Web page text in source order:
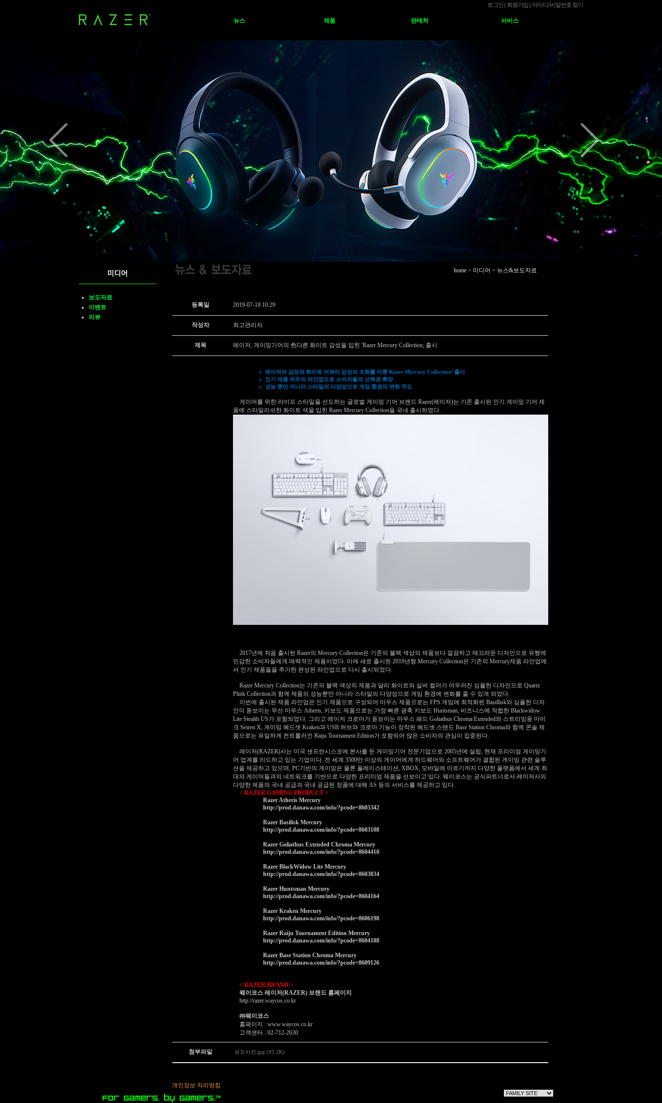
로그인 | 회원가입 | 아이디 /비밀번호 찾기
뉴스 제품 판매처 서비스
보도자료
이벤트
리뷰
home > 미디어 > 뉴스&보도자료
등록일 2019-07-18 10:29
작성자 최고관리자
제목 레이저, 게이밍기어의 色다른 화이트 감성을 입힌 'Razer Mercury Collection; 출시
n 레이저의 감성과 화이트 머큐리 감성의 조화를 이룬Razer Mercury Collection’출시
n
인기 제품 위주의 라인업으로 소비자들의 선택권 확장
n
성능 뿐만 아니라 스타일의 다양성으로 게임 환경의 변화 주도
게이머를 위한 라이프 스타일을 선도하는 글로벌 게이밍 기어 브랜드Razer(레이저)는 기존 출시된 인기 게이밍 기어 제
품에 스타일리쉬한 화이트 색을 입힌 Razer Mercury Collection을 국내 출시하였다.
2017년에 처음 출시된Razer의Mercury Collection은 기존의 블랙 색상의 제품보다 깔끔하고 매끄러운 디자인으로 유행에
민감한 소비자들에게 매력적인 제품이었다. 이에 새로 출시된 2019년형 Mercury Collection은 기존의 Mercury제품 라인업에
서 인기 제품들을 추가한 완성된 라인업으로 다시 출시되었다.
Razer Mercury Collection는 기존의 블랙 색상의 제품과 달리 화이트와 실버 컬러가 어우러진 심플한 디자인으로 Quartz
Plink Collection과 함께 제품의 성능뿐만 아니라 스타일의 다양성으로 게임 환경에 변화를 줄 수 있게 되었다.
이번에 출시된 제품 라인업은 인기 제품으로 구성되어 마우스 제품으로는FPS게임에 최적화된 Basillisk와 심플한 디자
인이 돋보이는 무선 마우스 Atheris, 키보드 제품으로는 가장 빠른 광축 키보드 Huntsman, 비즈니스에 적합한 Blackwidow
Lite Stealth US가 포함되었다. 그리고 레이저 크로마가 돋보이는 마우스 패드 Goliathus Chroma Extended와 스트리밍용 마이
크 Seiren X, 게이밍 헤드셋 Kraken과 USB 허브와 크로마 기능이 장착된 헤드셋 스탠드 Base Station Chroma와 함께 콘솔 제
품으로는 유일하게 컨트롤러인 Raiju Tournament Edition가 포함되어 많은 소비자의 관심이 집중된다.
레이저(RAZER)사는 미국 샌프란시스코에 본사를 둔 게이밍기어 전문기업으로 2005년에 설립, 현재 프리미엄 게이밍기
어 업계를 리드하고 있는 기업이다. 전 세계 3500만 이상의 게이머에게 하드웨어와 소프트웨어가 결합된 게이밍 관련 솔루
션을 제공하고 있으며, PC기반의 게이밍은 물론 플레이스테이션, XBOX, 모바일에 이르기까지 다양한 플랫폼에서 세계 최
대의 게이머들과의 네트워크를 기반으로 다양한 프리미엄 제품을 선보이고 있다. 웨이코스는 공식파트너로서 레이저사의
다양한 제품의 국내 공급과 국내 공급된 정품에 대해 AS 등의 서비스를 제공하고 있다.
< RAZER GAMING PRODUCT >
Razer Atheris Mercury
http://prod.danawa.com/info/?pcode=8603342
Razer Basilisk Mercury
http://prod.danawa.com/info/?pcode=8603108
Razer Goliathus Extended Chroma Mercury
http://prod.danawa.com/info/?pcode=8604410
Razer BlackWidow Lite Mercury
http://prod.danawa.com/info/?pcode=8603834
Razer Huntsman Mercury
http://prod.danawa.com/info/?pcode=8604164
Razer Kraken Mercury
http://prod.danawa.com/info/?pcode=8606198
Razer Raiju Tournament Edition Mercury
http://prod.danawa.com/info/?pcode=8604188
Razer Base Station Chroma Mercury
http://prod.danawa.com/info/?pcode=8609126
< RAZER BRAND >
웨이코스 레이저(RAZER) 브랜드 홈페이지
http://razer.waycos.co.kr
㈜웨이코스
홈페이지 :www.waycos.co.kr
고객센터 : 02-712-2630
첨부파일 보도사진.jpg (95.2K)
개인정보 처리방침